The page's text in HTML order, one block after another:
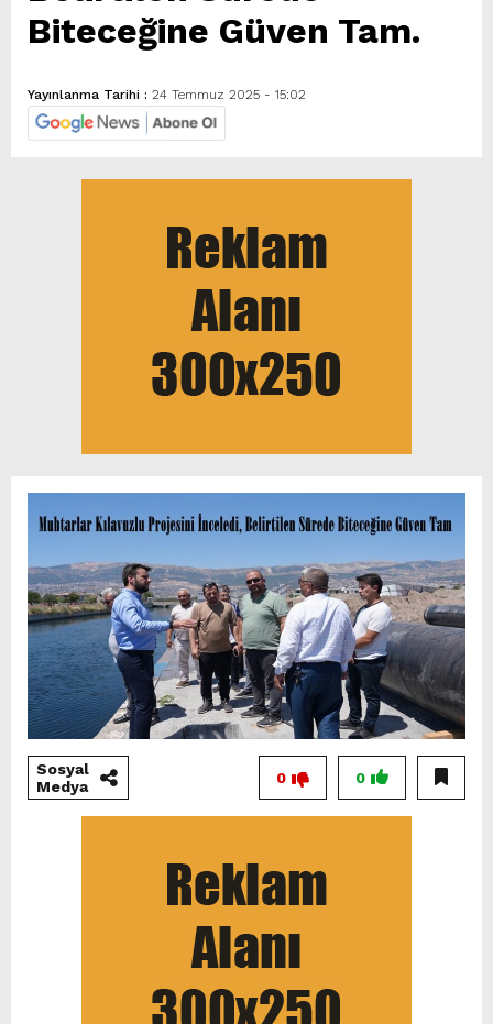
Biteceğine Güven Tam.
Yayınlanma Tarihi : 24 Temmuz 2025 - 15:02
Sosyal
Medya
0
0